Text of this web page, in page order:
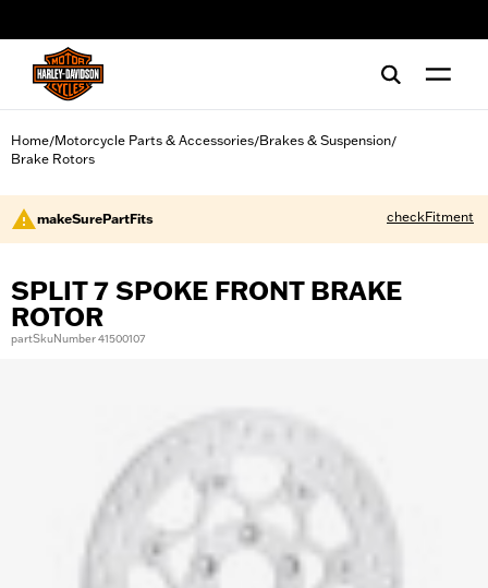
Home/Motorcycle Parts & Accessories/Brakes & Suspension/
Brake Rotors
makeSurePartFits checkFitment
SPLIT 7 SPOKE FRONT BRAKE
ROTOR
partSkuNumber 41500107